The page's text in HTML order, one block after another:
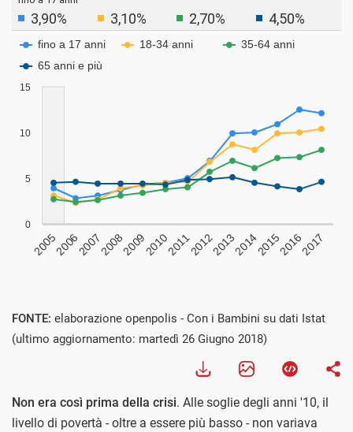
FONTE: elaborazione openpolis - Con i Bambini su dati Istat
(ultimo aggiornamento: martedì 26 Giugno 2018)
Non era così prima della crisi. Alle soglie degli anni '10, il
livello di povertà - oltre a essere più basso - non variava